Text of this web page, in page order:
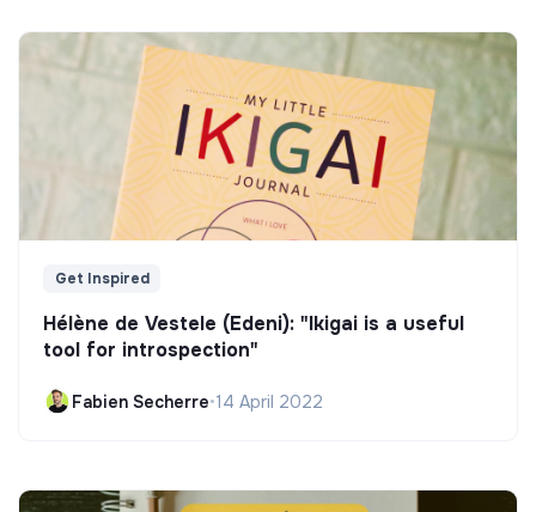
Get Inspired
Hélène de Vestele (Edeni): "Ikigai is a useful
tool for introspection"
Fabien Secherre•14 April 2022